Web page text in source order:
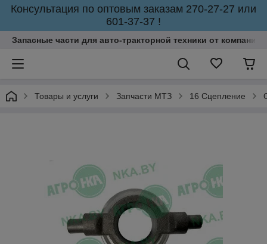
Консультация по оптовым заказам 270-27-27 или
601-37-37 !
Запасные части для авто-тракторной техники от
Товары и услуги Запчасти МТЗ 16 Сцепление